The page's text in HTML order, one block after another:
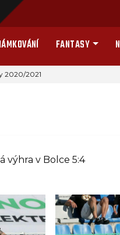
FANTASY
2020/2021
výhra v Bolce 5:4